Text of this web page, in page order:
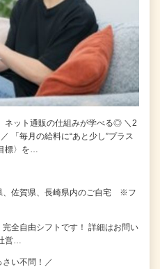
ネット通販の仕組みが学べる◎ ＼2
「毎月の給料に“あと少し”プラス
標〉を…
、佐賀県、長崎県内のご自宅 ※フ
全自由シフトです！ 詳細はお問い
営…
い不問！／